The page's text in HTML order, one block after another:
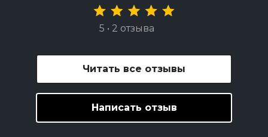
5 • 2 отзыва
Читать все отзывы
Написать отзыв